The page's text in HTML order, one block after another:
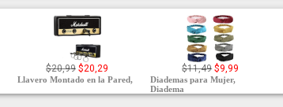
$20,99 $20,29
Llavero Montado en la Pared,
$11,49 $9,99
Diademas para Mujer,
Diadema